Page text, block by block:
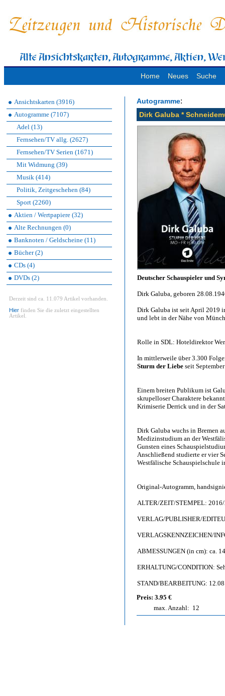
Home Neues Suche
Ansichtskarten (3916)
Autogramme (7107)
Adel (13)
Fernsehen/TV allg. (2627)
Fernsehen/TV Serien (1671)
Mit Widmung (39)
Musik (414)
Politik, Zeitgeschehen (84)
Sport (2260)
Aktien / Wertpapiere (32)
Alte Rechnungen (0)
Banknoten / Geldscheine (11)
Bücher (2)
CDs (4)
DVDs (2)
Derzeit sind ca. 11.079 Artikel vorhanden.
Hier finden Sie die zuletzt eingestellten
Artikel.
Autogramme:
Dirk Galuba *
Deutscher Schauspieler und
Dirk Galuba, geboren
Dirk Galuba ist seit April 2019
und lebt in der Nähe von
Rolle in SDL: Hoteldirektor
In mittlerweile über 3.300
Sturm der Liebe seit
Einem breiten Publikum ist
skrupelloser Charaktere
Krimiserie Derrick und in der
Dirk Galuba wuchs in Bremen
Medizinstudium an der
Gunsten eines
Anschließend studierte er vier
Westfälische Schauspielschule
Original-Autogramm,
ALTER/ZEIT/STEMPEL:
VERLAG/PUBLISHER/
VERLAGSKENNZEICHEN/
ABMESSUNGEN (in cm): ca.
ERHALTUNG/CONDITION:
STAND/BEARBEITUNG:
Preis: 3.95 €
max. Anzahl: 12